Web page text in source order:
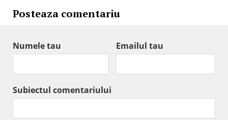
Posteaza comentariu
Numele tau Emailul tau
Subiectul comentariului